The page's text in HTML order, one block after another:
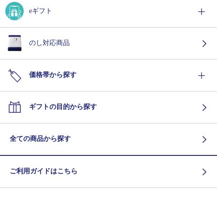
eギフト
のし対応商品
価格帯から探す
ギフトの目的から探す
全ての商品から探す
ご利用ガイドはこちら